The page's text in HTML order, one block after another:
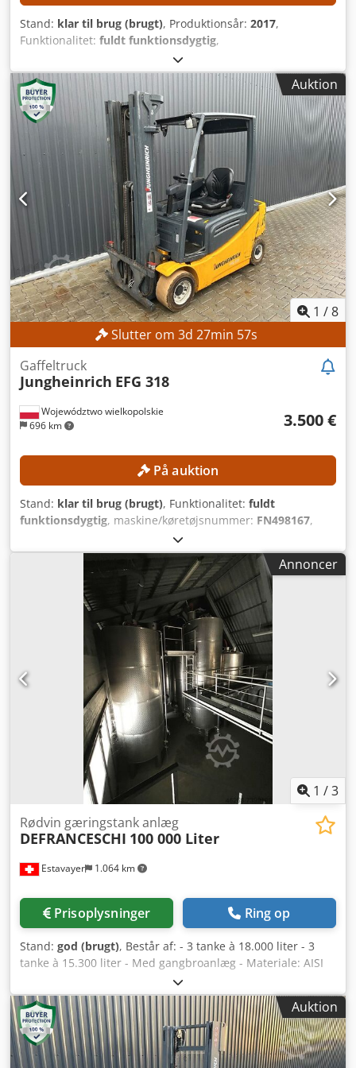
Stand: klar til brug (brugt), Produktionsår: 2017,
Funktionalitet: fuldt funktionsdygtig,
R17393-376-4-0
kg, løftekapacitet:8 kg, controller model:Yaskawa
YRC1000 , fabrikant af styrependler: Yaskawa, antal akser:
6, TEKNISKE DETALJER Robotakser: 6 Nyttelast: 8 kg
Djdpozmwafefx Apwekr Egenvægt, robotarm: 32 kg
MASKINDETALJER Styring: Yaskawa YRC1000 Producent,
teach-pendant: Yaskawa Strømforsyning: 3-faset
vekselstrøm 380–440 V, 50/60 Hz Indgangsstrøm: 15 A
Maks. overstrømsbeskyttelsesstrøm for udstyr: 15 A
Kortslutningsstrøm: 2,5 kA Strømforsyningstype: ERAR-
1000-06VX8-E10 UDSTYR Yaskawa Motoman GP8 robotarm
Yaskawa YRC1000 robotstyring
Auktion
1 /8
Slutter om 3d 27min 55s
Województwo wielkopolskie
696 km
Gaffeltruck
Jungheinrich EFG 318
3.500 €
På auktion
Stand: klar til brug (brugt), Funktionalitet: fuldt
funktionsdygtig, maskine/køretøjsnummer: FN498167,
, driftstimer:
4.700 mm, fri løftehøjde:1.490 mm, mastetype:triplex,
bygningshøjde:
2.132 mm , Ingen minimumspris –
garanteret salg til højestbydende! TEKNISKE DETALJER Fri
løftehøjde: 1.490 mm Løftehøjde: 4.700 mm Totalhøjde:
2.132 mm MASKINDETALJER Masttype: Triplex
Batterispænding: 48 V Batterikapacitet: 625 Ah Batteriets
produktionsår: 2015 Hydrauliske ventiler: 3./4. ventil på
gaffelbæreren Driftstimer: 15.254 timer UDSTYR Triplex-
løftemast med fri løftehøjde 3./4. hydraulisk ventil på
gaffelbæreren Lader Ekstern reference: SL9789SP Dsdpfx
Apjzrlxgjwekr
Annoncer
1 /3
Estavayer 1.064 km
Rødvin gæringstank anlæg
DEFRANCESCHI 100 000 Liter
Prisoplysninger Ring op
Stand: god (brugt), Består af: - 3 tanke à 18.000 liter - 3
tanke à 15.300 liter - Med gangbroanlæg - Materiale: AISI
316 - Firkantet udløbsdør (bund) - Motoriseret
maskudtømning - Rundt mandehul DN 400 (cylindrisk del)
- Resterende afløb, kugleventil Ø 40 Friedrich Nr. 2 -
Klarafløb, kugleventil Ø 40 Friedrich Nr. 2 Dksdpeib H Ddjfx
Apwsr - Prøvetagningsudtag - Cirkulationsledning med
kugleventil Ø 40 Friedrich Nr. 2 - Dome Ø 400 mm,
Auktion